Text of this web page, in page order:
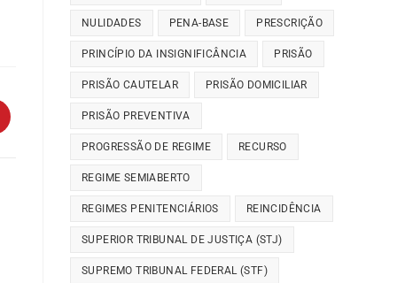
NULIDADES PENA-BASE PRESCRIÇÃO
PRINCÍPIO DA INSIGNIFICÂNCIA PRISÃO
PRISÃO CAUTELAR PRISÃO DOMICILIAR
PRISÃO PREVENTIVA
PROGRESSÃO DE REGIME RECURSO
REGIME SEMIABERTO
REGIMES PENITENCIÁRIOS REINCIDÊNCIA
SUPERIOR TRIBUNAL DE JUSTIÇA (STJ)
SUPREMO TRIBUNAL FEDERAL (STF)